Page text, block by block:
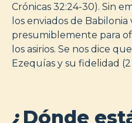
Crónicas 32:24-30). Sin
los enviados de Babilonia
presumiblemente para
los asirios. Se nos dice
Ezequías y su fidelidad (2
¿Dónde